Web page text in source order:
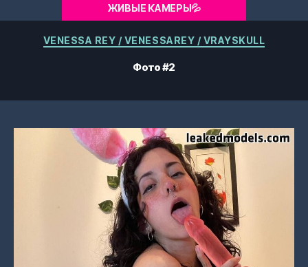
ЖИВЫЕ КАМЕРЫ💦
Категории
VENESSA REY / VENESSAREY / VRAYSKULL
Фото #2